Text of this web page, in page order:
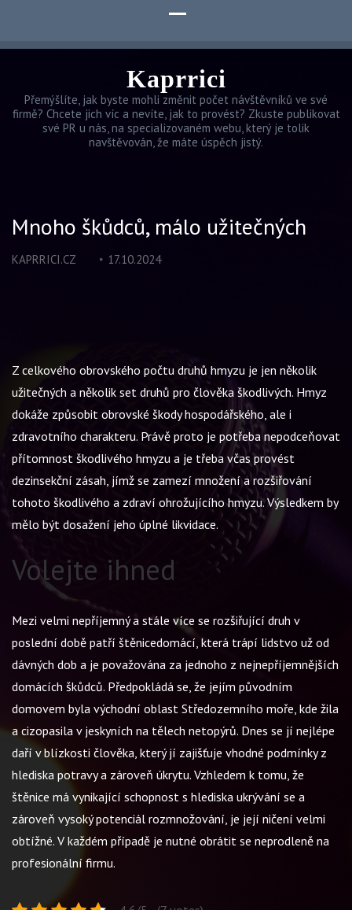
Kaprrici
Přemýšlíte, jak byste mohli změnit počet návštěvníků ve své
firmě? Chcete jich víc a nevíte, jak to provést? Zkuste publikovat
své PR u nás, na specializovaném webu, který je tolik
navštěvován, že máte úspěch jistý.
Mnoho škůdců, málo užitečných
KAPRRICI.CZ 17.10.2024
Z celkového obrovského počtu druhů hmyzu je jen několik
užitečných a několik set druhů pro člověka škodlivých. Hmyz
dokáže způsobit obrovské škody hospodářského, ale i
zdravotního charakteru. Právě proto je potřeba nepodceňovat
přítomnost škodlivého hmyzu a je třeba včas provést
dezinsekční zásah, jímž se zamezí množení a rozšiřování
tohoto škodlivého a zdraví ohrožujícího hmyzu. Výsledkem by
mělo být dosažení jeho úplné likvidace.
Volejte ihned
Mezi velmi nepříjemný a stále více se rozšiřující druh v
poslední době patří štěnicedomácí, která trápí lidstvo už od
dávných dob a je považována za jednoho z nejnepříjemnějších
domácích škůdců. Předpokládá se, že jejím původním
domovem byla východní oblast Středozemního moře, kde žila
a cizopasila v jeskyních na tělech netopýrů. Dnes se jí nejlépe
daří v blízkosti člověka, který jí zajišťuje vhodné podmínky z
hlediska potravy a zároveň úkrytu. Vzhledem k tomu, že
štěnice má vynikající schopnost s hlediska ukrývání se a
zároveň vysoký potenciál rozmnožování, je její ničení velmi
obtížné. V každém případě je nutné obrátit se neprodleně na
profesionální firmu.